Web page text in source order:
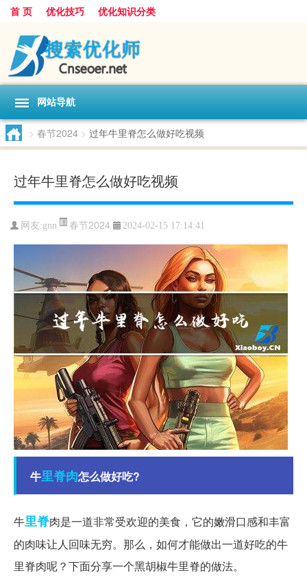
首 页 优化技巧 优化知识分类
网站导航
> 春节2024 > 过年牛里脊怎么做好吃视频
过年牛里脊怎么做好吃视频
网友:gnn 春节2024 2024-02-15 17:14:41
牛里脊肉怎么做好吃?
牛里脊肉是一道非常受欢迎的美食，它的嫩滑口感和丰富
的肉味让人回味无穷。那么，如何才能做出一道好吃的牛
里脊肉呢？下面分享一个黑胡椒牛里脊的做法。